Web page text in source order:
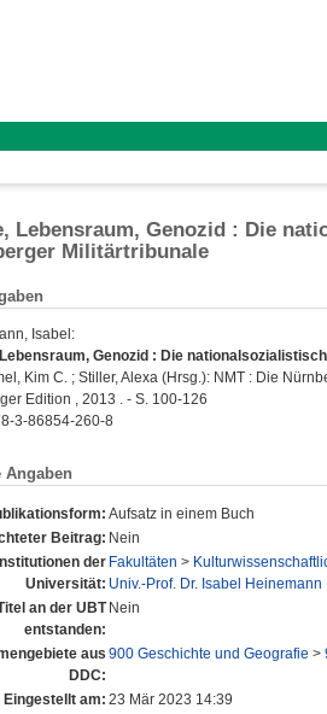
Lebensraum, Genozid : Die
Militärtribunale
Isabel :
Genozid : Die
Kim C. ; Stiller, Alexa (Hrsg.): NMT : Die
Edition , 2013 . - S. 100-126
3-86854-260-8
Angaben
Aufsatz in einem Buch
Beitrag: Nein
Institutionen der
Universität:
Fakultäten >
Univ.-Prof. Dr. Isabel Heinemann
an der UBT
entstanden:
Nein
aus
DDC:
900 Geschichte und Geografie >
Eingestellt am: 23 Mär 2023 14:39